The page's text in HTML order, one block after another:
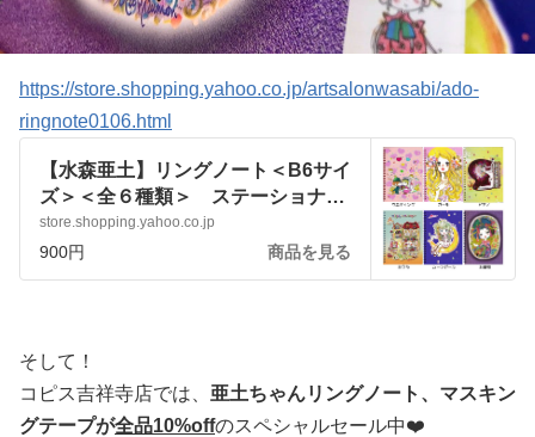
https://store.shopping.yahoo.co.jp/artsalonwasabi/ado-
ringnote0106.html
【水森亜土】リングノート＜B6サイ
ズ＞＜全６種類＞ ステーショナリ
ー 大人かわいい レトロ カラフ
ル :ado-ringnote0106:アートサロン
和錆 - 通販 - Yahoo!ショッピング
store.shopping.yahoo.co.jp
900円 商品を見る
そして！
コピス吉祥寺店では、 亜土ちゃんリングノート、マスキン
グテープが全品10%offのスペシャルセール中❤️